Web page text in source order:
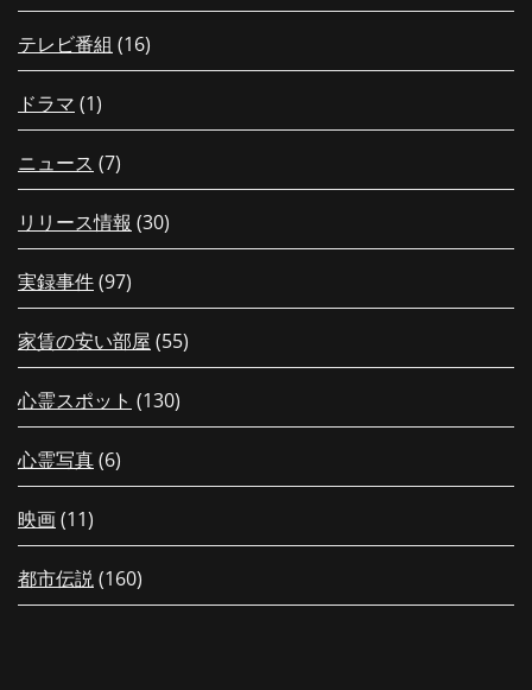
テレビ番組 (16)
ドラマ (1)
ニュース (7)
リリース情報 (30)
実録事件(97)
家賃の安い部屋 (55)
心霊スポット (130)
心霊写真(6)
映画(11)
都市伝説(160)